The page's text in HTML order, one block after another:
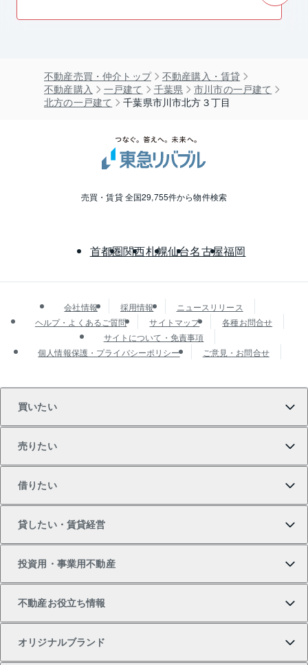
不動産売買・仲介トップ
不動産購入・賃貸
不動産購入
一戸建て 千葉県
市川市の一戸建て
北方の一戸建て
千葉県市川市北方３丁目
売買・賃貸 全国29,755件から物件検索
首都圏関西札幌仙台名古屋福岡
会社情報 採用情報
ニュースリリース
ヘルプ・よくあるご質問
サイトマップ
各種お問合せ
サイトについて・免責事項
個人情報保護・プライバシーポリシー
ご意見・お問合せ
買いたい
新築・分譲マンションの購入
中古マンションの購入
売りたい
マンションの売却・査定
一戸建ての売却・査定
借りたい
借りたいTOP
物件を借りる
貸したい・賃貸経営
貸したいTOP
投資用・事業用不動産
不動産お役立ち情報
オリジナルブランド